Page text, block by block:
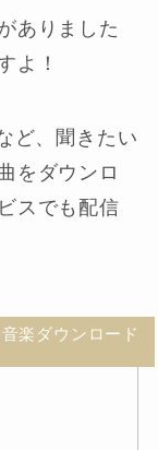
ありました
よ！
ど、聞きたい
をダウンロ
スでも配信
楽ダウンロード